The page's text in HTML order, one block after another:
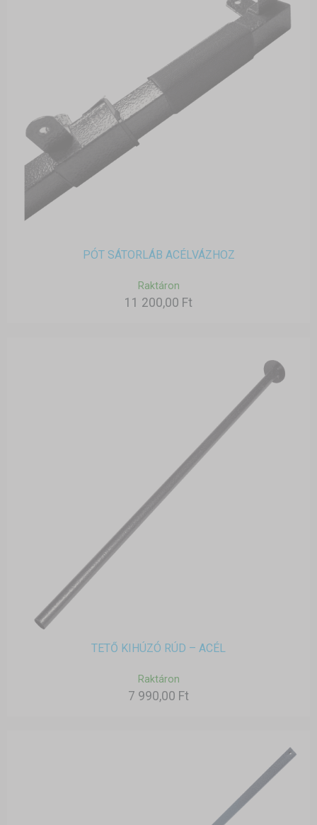
PÓT SÁTORLÁB ACÉLVÁZHOZ
Raktáron
11 200,00 Ft
TETŐ KIHÚZÓ RÚD – ACÉL
Raktáron
7 990,00 Ft